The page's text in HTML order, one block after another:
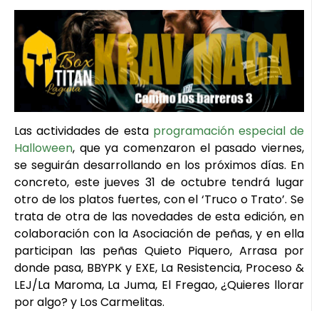
Las actividades de esta programación especial de
Halloween, que ya comenzaron el pasado viernes,
se seguirán desarrollando en los próximos días. En
concreto, este jueves 31 de octubre tendrá lugar
otro de los platos fuertes, con el ‘Truco o Trato’. Se
trata de otra de las novedades de esta edición, en
colaboración con la Asociación de peñas, y en ella
participan las peñas Quieto Piquero, Arrasa por
donde pasa, BBYPK y EXE, La Resistencia, Proceso &
LEJ/La Maroma, La Juma, El Fregao, ¿Quieres llorar
por algo? y Los Carmelitas.